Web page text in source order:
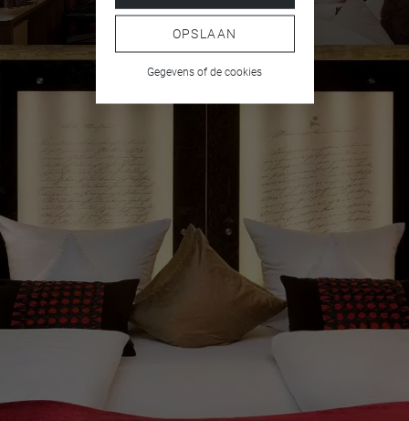
Badjas
Slippers
OPSLAAN
Gegevens of de cookies